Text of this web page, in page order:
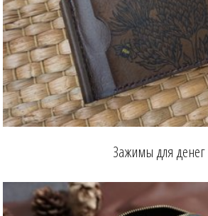
Зажимы для денег